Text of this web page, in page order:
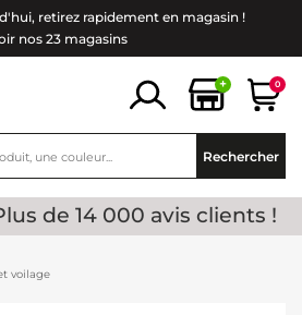
retirez rapidement en magasin !
nos 23 magasins
+ 0
Rechercher
Plus de 14 000 avis clients !
voilage